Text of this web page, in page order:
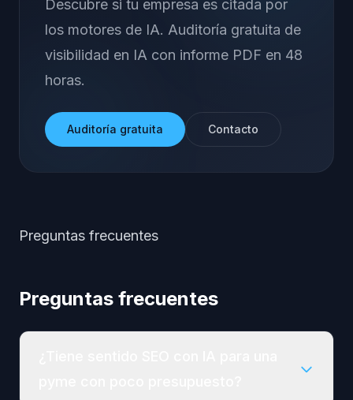
Descubre si tu empresa es citada por
los motores de IA. Auditoría gratuita de
visibilidad en IA con informe PDF en 48
horas.
Auditoría gratuita Contacto
Preguntas frecuentes
Preguntas frecuentes